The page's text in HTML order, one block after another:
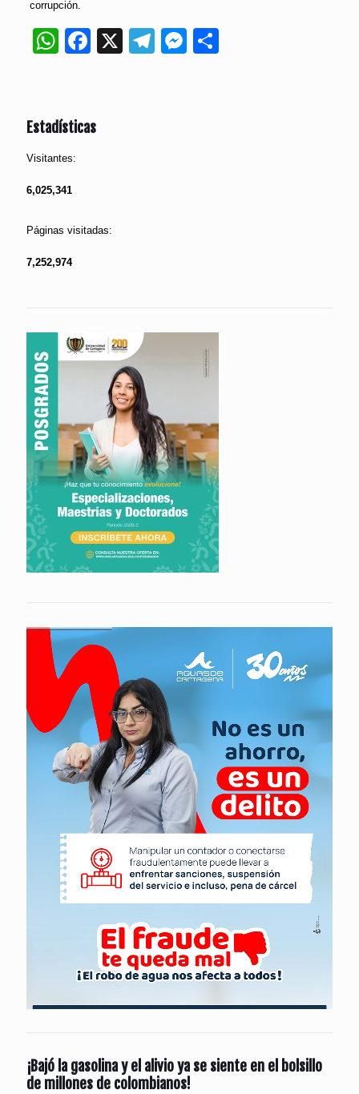
corrupción.
WhatsApp
Facebook
X Telegram
Messenger
Estadísticas
Visitantes:
6,025,341
Páginas visitadas:
7,252,974
¡Bajó la gasolina y el alivio ya se siente en el bolsillo
de millones de colombianos!